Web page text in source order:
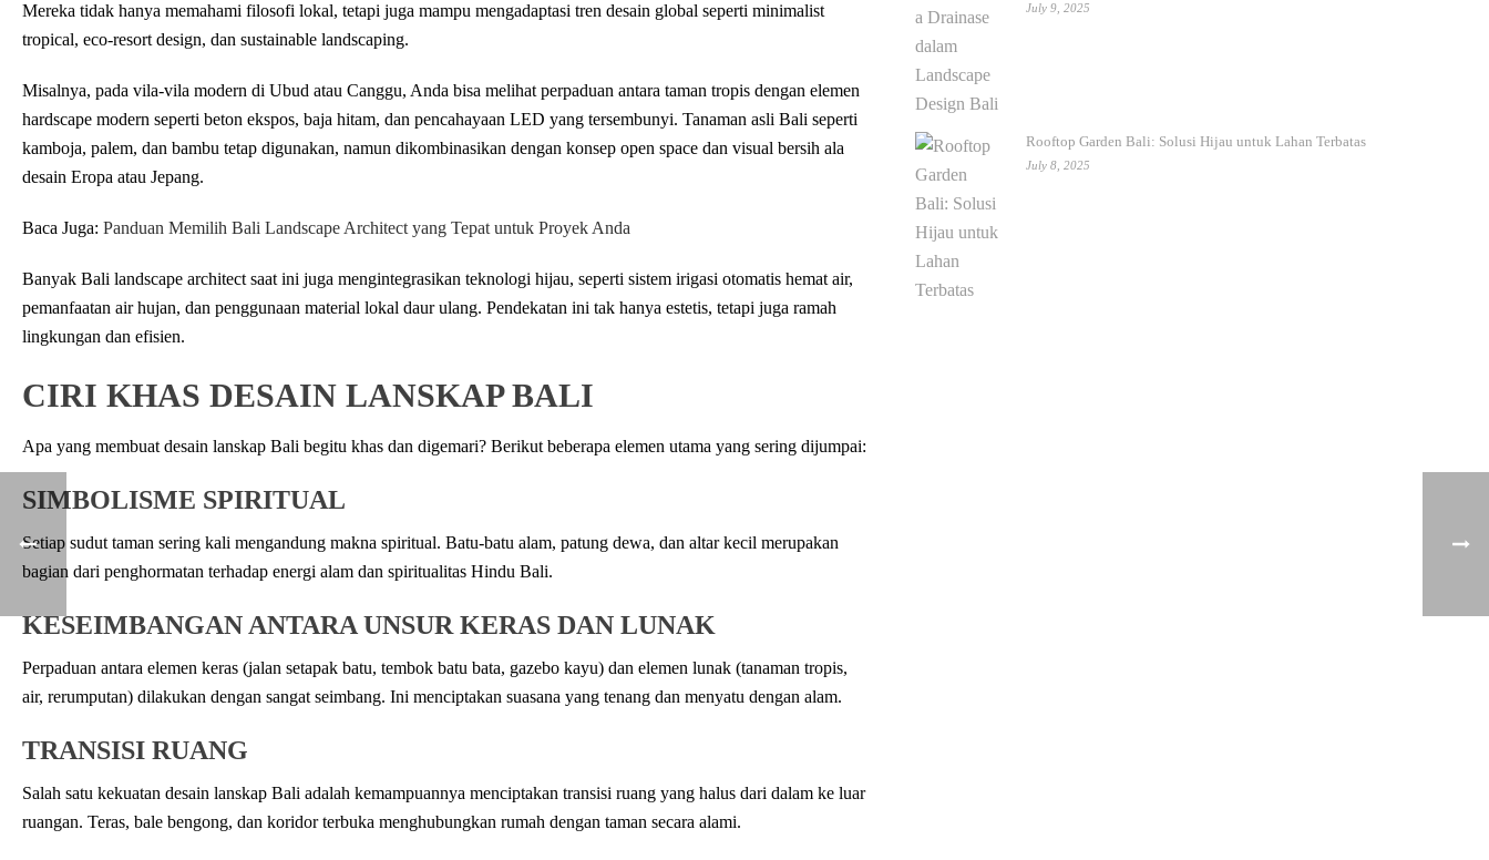
Mereka tidak hanya memahami filosofi lokal, tetapi juga mampu mengadaptasi tren desain global seperti minimalist
tropical, eco-resort design, dan sustainable landscaping.
Misalnya, pada vila-vila modern di Ubud atau Canggu, Anda bisa melihat perpaduan antara taman tropis dengan elemen
hardscape modern seperti beton ekspos, baja hitam, dan pencahayaan LED yang tersembunyi. Tanaman asli Bali seperti
kamboja, palem, dan bambu tetap digunakan, namun dikombinasikan dengan konsep open space dan visual bersih ala
desain Eropa atau Jepang.
Baca Juga: Panduan Memilih Bali Landscape Architect yang Tepat untuk Proyek Anda
Banyak Bali landscape architect saat ini juga mengintegrasikan teknologi hijau, seperti sistem irigasi otomatis hemat air,
pemanfaatan air hujan, dan penggunaan material lokal daur ulang. Pendekatan ini tak hanya estetis, tetapi juga ramah
lingkungan dan efisien.
CIRI KHAS DESAIN LANSKAP BALI
Apa yang membuat desain lanskap Bali begitu khas dan digemari? Berikut beberapa elemen utama yang sering dijumpai:
SIMBOLISME SPIRITUAL
Setiap sudut taman sering kali mengandung makna spiritual. Batu-batu alam, patung dewa, dan altar kecil merupakan
bagian dari penghormatan terhadap energi alam dan spiritualitas Hindu Bali.
KESEIMBANGAN ANTARA UNSUR KERAS DAN LUNAK
Perpaduan antara elemen keras (jalan setapak batu, tembok batu bata, gazebo kayu) dan elemen lunak (tanaman tropis,
air, rerumputan) dilakukan dengan sangat seimbang. Ini menciptakan suasana yang tenang dan menyatu dengan alam.
TRANSISI RUANG
Salah satu kekuatan desain lanskap Bali adalah kemampuannya menciptakan transisi ruang yang halus dari dalam ke luar
ruangan. Teras, bale bengong, dan koridor terbuka menghubungkan rumah dengan taman secara alami.
July 9, 2025
Rooftop Garden Bali: Solusi Hijau untuk Lahan Terbatas
July 8, 2025